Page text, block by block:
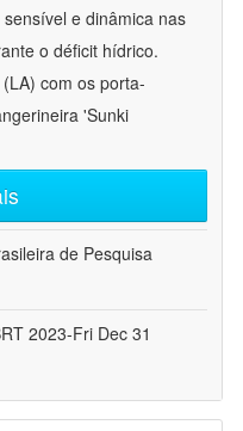
e dinâmica nas
o déficit hídrico.
com os porta-
'Sunki
de Pesquisa
2023-Fri Dec 31